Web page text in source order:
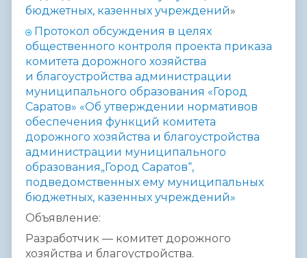
бюджетных, казенных учреждений»
Протокол обсуждения в целях
общественного контроля проекта приказа
комитета дорожного хозяйства
и благоустройства администрации
муниципального образования «Город
Саратов» «Об утверждении нормативов
обеспечения функций комитета
дорожного хозяйства и благоустройства
администрации муниципального
образования„Город Саратов“,
подведомственных ему муниципальных
бюджетных, казенных учреждений»
Объявление:
Разработчик — комитет дорожного
хозяйства и благоустройства.